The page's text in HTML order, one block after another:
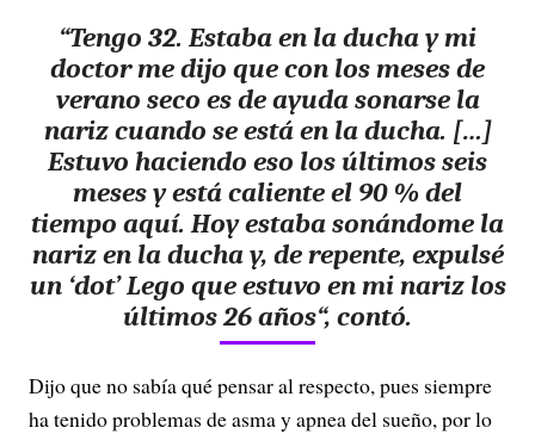
“Tengo 32. Estaba en la ducha y mi
doctor me dijo que con los meses de
verano seco es de ayuda sonarse la
nariz cuando se está en la ducha. […]
Estuvo haciendo eso los últimos seis
meses y está caliente el 90 % del
tiempo aquí.Hoy estaba sonándome la
nariz en la ducha y, de repente, expulsé
un ‘dot’ Lego que estuvo en mi nariz los
últimos 26 años“, contó.
Dijo que no sabía qué pensar al respecto, pues siempre
ha tenido problemas de asma y apnea del sueño, por lo